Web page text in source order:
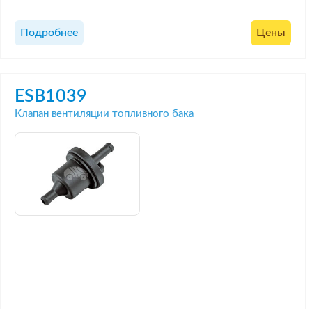
Подробнее Цены
ESB1039
Клапан вентиляции топливного бака